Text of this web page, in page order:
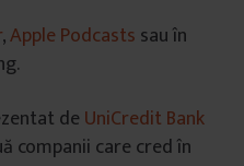
,Apple Podcasts sau în
deUniCredit Bank
companii care cred în